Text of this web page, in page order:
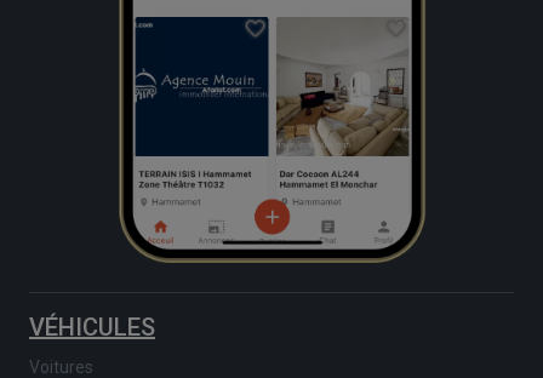
VÉHICULES
Voitures